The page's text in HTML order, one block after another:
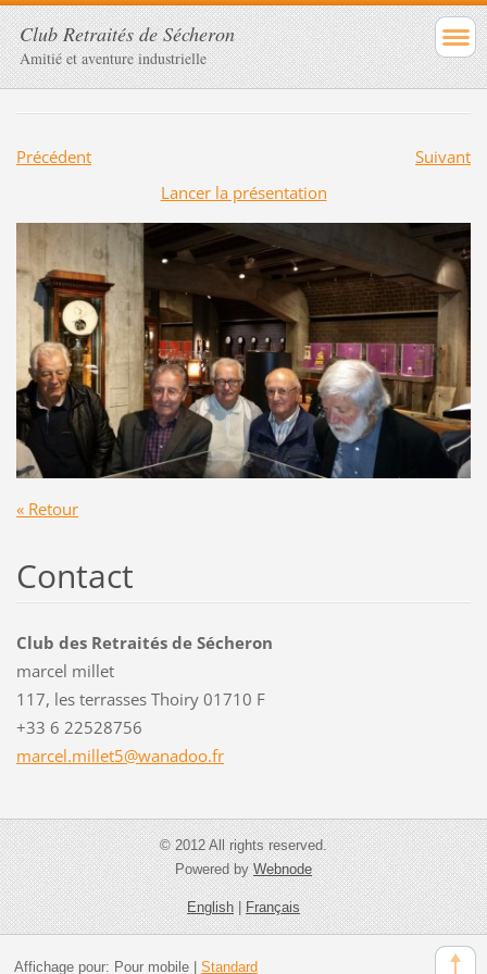
Club Retraités de Sécheron
Amitié et aventure industrielle
Précédent
Suivant
Lancer la présentation
« Retour
Contact
Club des Retraités de Sécheron
marcel millet
117, les terrasses Thoiry 01710 F
+33 6 22528756
marcel.millet5@wanadoo.fr
© 2012 All rights reserved.
Powered byWebnode
English|Français
Affichage pour: Pour mobile| Standard